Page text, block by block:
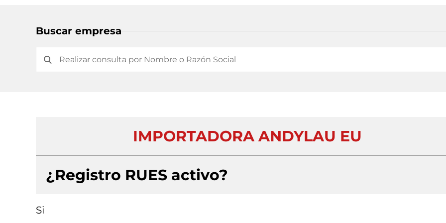
Buscar empresa
IMPORTADORA ANDYLAU EU
¿Registro RUES activo?
Si